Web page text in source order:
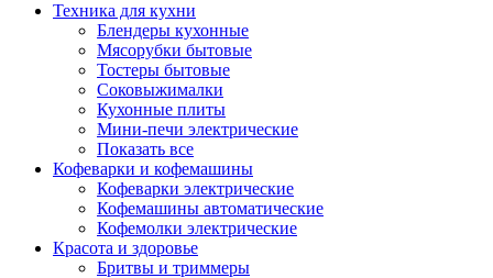
Техника для кухни
Блендеры кухонные
Мясорубки бытовые
Тостеры бытовые
Соковыжималки
Кухонные плиты
Мини-печи электрические
Показать все
Кофеварки и кофемашины
Кофеварки электрические
Кофемашины автоматические
Кофемолки электрические
Красота и здоровье
Бритвы и триммеры